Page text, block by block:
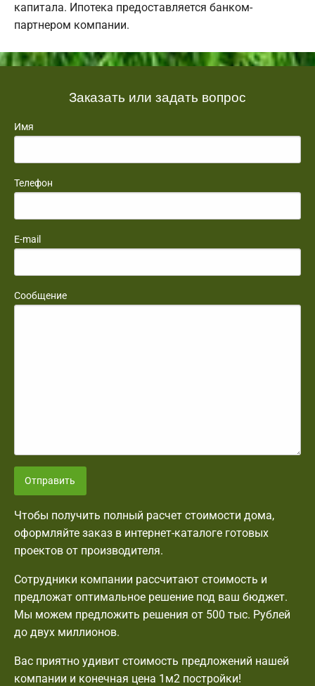
капитала. Ипотека предоставляется банком-
партнером компании.
Заказать или задать вопрос
Имя
Телефон
E-mail
Сообщение
Отправить
Чтобы получить полный расчет стоимости дома,
оформляйте заказ в интернет-каталоге готовых
проектов от производителя.
Сотрудники компании рассчитают стоимость и
предложат оптимальное решение под ваш бюджет.
Мы можем предложить решения от 500 тыс. Рублей
до двух миллионов.
Вас приятно удивит стоимость предложений нашей
компании и конечная цена 1м2 постройки!